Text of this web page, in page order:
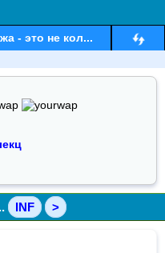
- это не кол...
INF >